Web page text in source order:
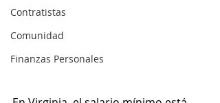
Contratistas
Comunidad
Finanzas Personales